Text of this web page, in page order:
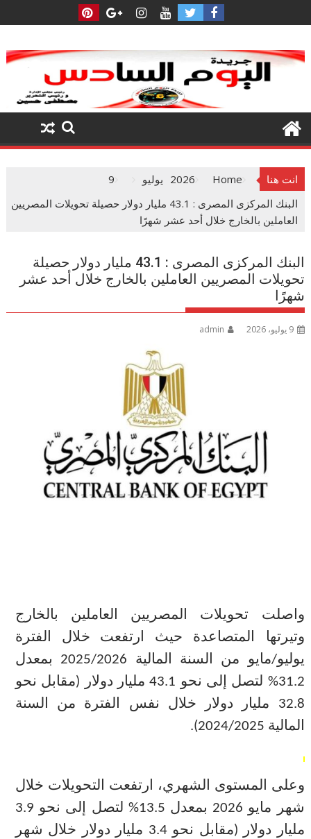
to
انت هنا Home
2026 يوليو
9
البنك المركزى المصرى : 43.1 مليار دولار حصيلة تحويلات المصريين
العاملين بالخارج خلال أحد عشر شهرًا
البنك المركزى المصرى : 43.1 مليار دولار حصيلة
تحويلات المصريين العاملين بالخارج خلال أحد عشر
شهرًا
9 يوليو، 2026 admin
واصلت تحويلات المصريين العاملين بالخارج
وتيرتها المتصاعدة حيث ارتفعت
خلال الفترة
يوليو/مايو من السنة المالية 2025/2026 بمعدل
31.2% لتصل إلى نحو 43.1 مليار دولار (مقابل نحو
32.8 مليار دولار خلال نفس الفترة من السنة
المالية 2024/2025).
وعلى المستوى الشهري، ارتفعت التحويلات خلال
شهر مايو 2026 بمعدل 13.5% لتصل إلى نحو 3.9
مليار دولار (مقابل نحو 3.4 مليار دولار خلال شهر